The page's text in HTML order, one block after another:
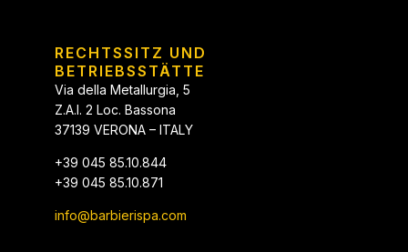
RECHTSSITZ UND
BETRIEBSSTÄTTE
Via della Metallurgia, 5
Z.A.I. 2 Loc. Bassona
37139 VERONA – ITALY
+39 045 85.10.844
+39 045 85.10.871
info@barbierispa.com